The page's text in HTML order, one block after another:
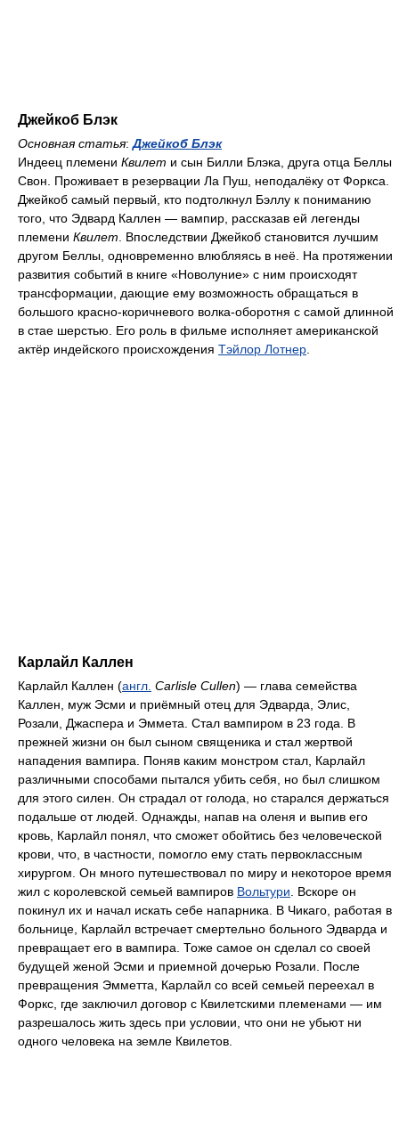
Джейкоб Блэк
Основная статья:Джейкоб Блэк
Индеец племени Квилет и сын Билли Блэка, друга отца Беллы
Свон. Проживает в резервации Ла Пуш, неподалёку от Форкса.
Джейкоб самый первый, кто подтолкнул Бэллу к пониманию
того, что Эдвард Каллен — вампир, рассказав ей легенды
племени Квилет . Впоследствии Джейкоб становится лучшим
другом Беллы, одновременно влюбляясь в неё. На протяжении
развития событий в книге «Новолуние» с ним происходят
трансформации, дающие ему возможность обращаться в
большого красно-коричневого волка-оборотня с самой длинной
в стае шерстью. Его роль в фильме исполняет американской
актёр индейского происхождения Тэйлор Лотнер
Карлайл Каллен
Карлайл Каллен (англ. Carlisle Cullen) — глава семейства
Каллен, муж Эсми и приёмный отец для Эдварда, Элис,
Розали, Джаспера и Эммета. Стал вампиром в 23 года. В
прежней жизни он был сыном священика и стал жертвой
нападения вампира. Поняв каким монстром стал, Карлайл
различными способами пытался убить себя, но был слишком
для этого силен. Он страдал от голода, но старался держаться
подальше от людей. Однажды, напав на оленя и выпив его
кровь, Карлайл понял, что сможет обойтись без человеческой
крови, что, в частности, помогло ему стать первоклассным
хирургом. Он много путешествовал по миру и некоторое время
жил с королевской семьей вампиров Вольтури . Вскоре он
покинул их и начал искать себе напарника. В Чикаго, работая в
больнице, Карлайл встречает смертельно больного Эдварда и
превращает его в вампира. Тоже самое он сделал со своей
будущей женой Эсми и приемной дочерью Розали. После
превращения Эмметта, Карлайл со всей семьей переехал в
Форкс, где заключил договор с Квилетскими племенами — им
разрешалось жить здесь при условии, что они не убьют ни
одного человека на земле Квилетов.